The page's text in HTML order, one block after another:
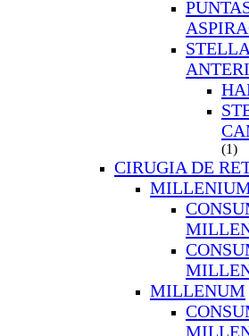
(1)
CIRUGIA DE
MILLENUM